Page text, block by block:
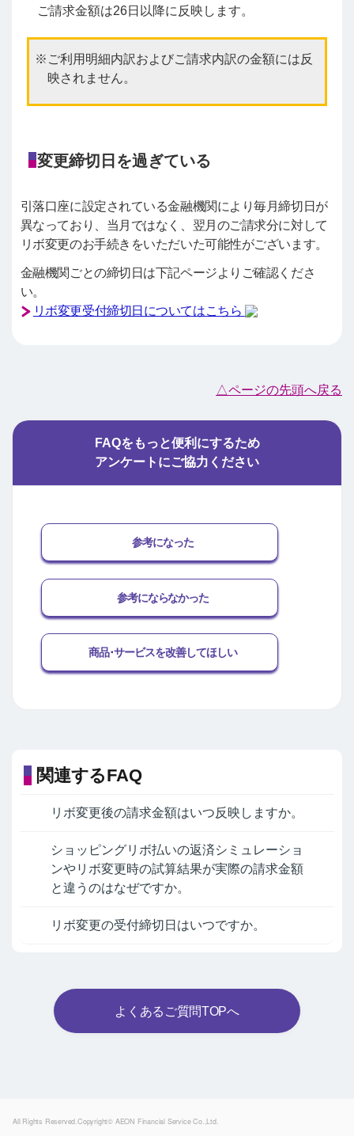
ご請求金額は26日以降に反映します。
ご利用明細内訳およびご請求内訳の金額には反
映されません。
変更締切日を過ぎている
引落口座に設定されている金融機関により毎月締切日が
異なっており、当月ではなく、翌月のご請求分に対して
リボ変更のお手続きをいただいた可能性がございます。
金融機関ごとの締切日は下記ページよりご確認くださ
い。
リボ変更受付締切日についてはこちら
△ページの先頭へ戻る
FAQをもっと便利にするため
アンケートにご協力ください
参考になった
参考にならなかった
商品･サービスを改善してほしい
関連するFAQ
リボ変更後の請求金額はいつ反映しますか。
ショッピングリボ払いの返済シミュレーショ
ンやリボ変更時の試算結果が実際の請求金額
と違うのはなぜですか。
リボ変更の受付締切日はいつですか。
よくあるご質問TOPへ
All Rights Reserved.Copyright© AEON Financial Service Co.,Ltd.Powered by